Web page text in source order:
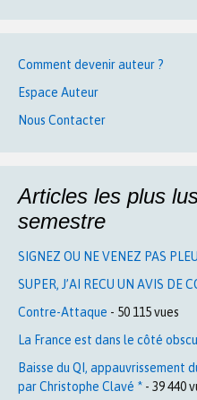
Comment devenir auteur ?
Espace Auteur
Nous Contacter
Articles les plus
semestre
SIGNEZ OU NE VENEZ PAS
SUPER, J’AI RECU UN AVIS DE
Contre-Attaque - 50 115 vues
La France est dans le côté
Baisse du QI, appauvrissement
par Christophe Clavé * - 39 440